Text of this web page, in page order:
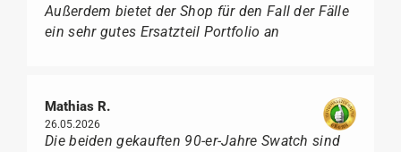
Außerdem bietet der Shop für den Fall der Fälle
ein sehr gutes Ersatzteil Portfolio an
Mathias R.
26.05.2026
Die beiden gekauften 90-er-Jahre Swatch sind